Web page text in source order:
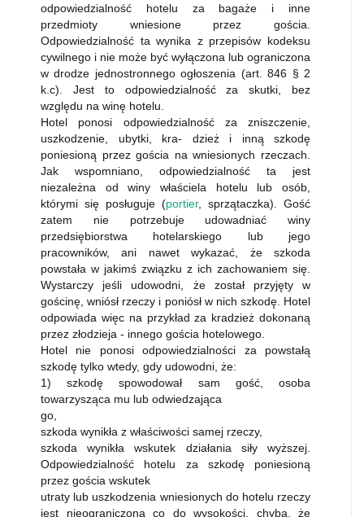
odpowiedzialność hotelu za bagaże i inne
przedmioty wniesione przez gościa.
Odpowiedzialność ta wynika z przepisów kodeksu
cywilnego i nie może być wyłączona lub ograniczona
w drodze jednostronnego ogłoszenia (art. 846 § 2
k.c). Jest to odpowiedzialność za skutki, bez
względu na winę hotelu.
Hotel ponosi odpowiedzialność za zniszczenie,
uszkodzenie, ubytki, kra- dzież i inną szkodę
poniesioną przez gościa na wniesionych rzeczach.
Jak wspomniano, odpowiedzialność ta jest
niezależna od winy właściela hotelu lub osób,
którymi się posługuje (portier, sprzątaczka). Gość
zatem nie potrzebuje udowadniać winy
przedsiębiorstwa hotelarskiego lub jego
pracowników, ani nawet wykazać, że szkoda
powstała w jakimś związku z ich zachowaniem się.
Wystarczy jeśli udowodni, że został przyjęty w
gościnę, wniósł rzeczy i poniósł w nich szkodę. Hotel
odpowiada więc na przykład za kradzież dokonaną
przez złodzieja - innego gościa hotelowego.
Hotel nie ponosi odpowiedzialności za powstałą
szkodę tylko wtedy, gdy udowodni, że:
1) szkodę spowodował sam gość, osoba
towarzysząca mu lub odwiedzająca
go,
szkoda wynikła z właściwości samej rzeczy,
szkoda wynikła wskutek działania siły wyższej.
Odpowiedzialność hotelu za szkodę poniesioną
przez gościa wskutek
utraty lub uszkodzenia wniesionych do hotelu rzeczy
jest nieograniczona co do wysokości, chyba, że